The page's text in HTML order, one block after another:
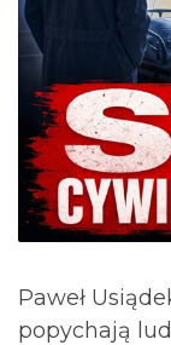
Paweł
popychają